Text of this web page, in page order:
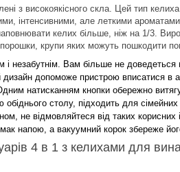
з високоякісного скла. Цей тип
інтенсивними, але леткими
келих більше, ніж на 1/3.
порошки, крупи яких можуть пошкодити
і незабутнім. Вам більше не
допоможе пристрою вписатися в
натисканням кнопки обережно
столу, підходить для сімейних
не відмовляйтеся від таких корисних
напою, а вакуумний корок збереже
4 в 1 з келихами для